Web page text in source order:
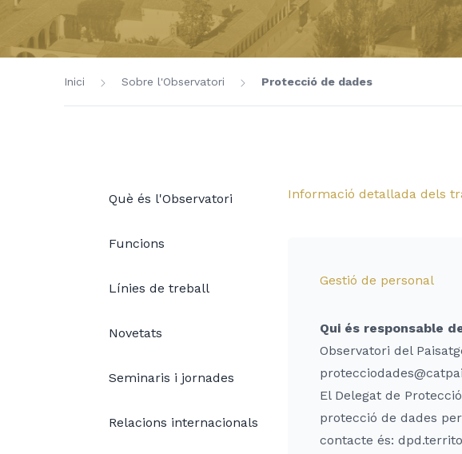
Inici Sobre l'Observatori Protecció de dades
Què és l'Observatori
Funcions
Línies de treball
Novetats
Seminaris i jornades
Relacions internacionals
Informació detallada dels
Gestió de personal
Qui és responsable
Observatori del
El Delegat de
protecció de dades
contacte és: